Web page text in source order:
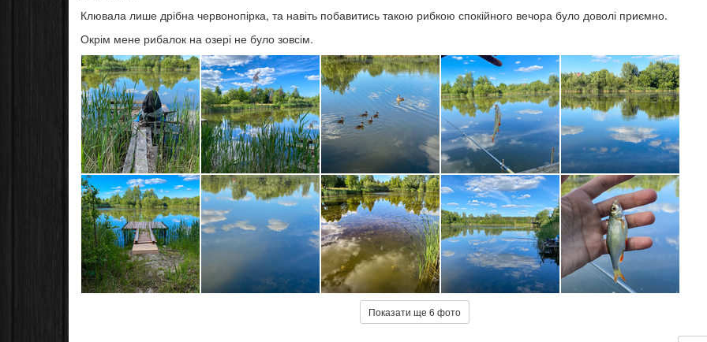
Клювала лише дрібна червонопірка, та навіть побавитись такою рибкою спокійного вечора було доволі приємно.
Окрім мене рибалок на озері не було зовсім.
Показати ще 6 фото